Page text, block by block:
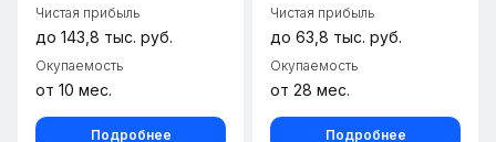
Чистая прибыль
до 143,8 тыс. руб.
Окупаемость
от 10 мес.
Подробнее
Чистая прибыль
до 63,8 тыс. руб.
Окупаемость
от 28 мес.
Подробнее